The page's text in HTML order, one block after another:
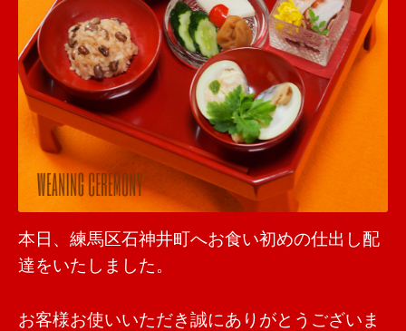
本日、練馬区石神井町へお食い初めの仕出し配
達をいたしました。
お客様お使いいただき誠にありがとうございま